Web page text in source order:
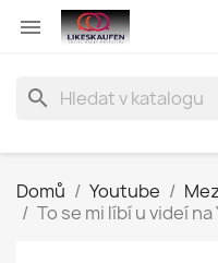

search
Domů Youtube
To se mi líbí u videí na